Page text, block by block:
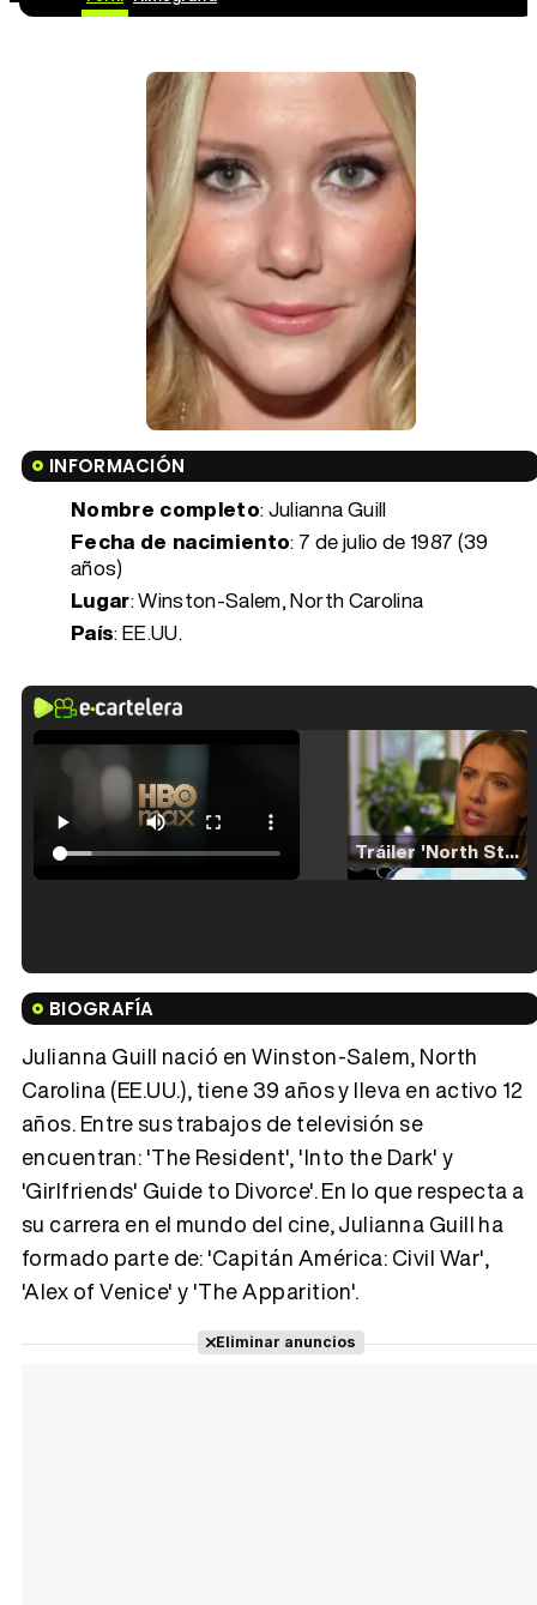
INFORMACIÓN
Nombre completo: Julianna Guill
Fecha de nacimiento: 7 de julio de 1987 (39
años)
Lugar: Winston-Salem, North Carolina
País: EE.UU.
Tráiler 'North Star' (2023)
Tráiler en español de 'La isla olvidada'
BIOGRAFÍA
Julianna Guill nació en Winston-Salem, North
Carolina (EE.UU.), tiene 39 años y lleva en activo 12
años. Entre sus trabajos de televisión se
encuentran: 'The Resident', 'Into the Dark' y
'Girlfriends' Guide to Divorce'. En lo que respecta a
su carrera en el mundo del cine, Julianna Guill ha
formado parte de: 'Capitán América: Civil War',
'Alex of Venice' y 'The Apparition'.
Eliminar anuncios